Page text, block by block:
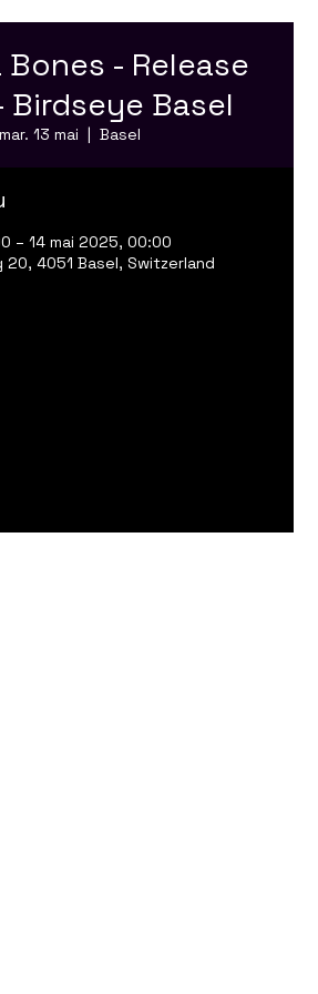
- Release
Birdseye Basel
mar. 13 mai
  |
Basel
– 14 mai 2025, 00:00
20, 4051 Basel, Switzerland